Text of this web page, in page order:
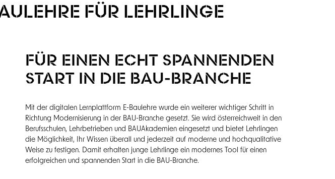
FÜR LEHRLINGE
FÜR EINEN ECHT SPANNENDEN
START IN DIE BAU-BRANCHE
Mit der digitalen Lernplattform E-Baulehre wurde ein weiterer wichtiger Schritt in
Richtung Modernisierung in der BAU-Branche gesetzt. Sie wird österreichweit in den
Berufsschulen, Lehrbetrieben und BAUAkademien eingesetzt und bietet Lehrlingen
die Möglichkeit, Ihr Wissen überall und jederzeit auf moderne und hochqualitative
Weise zu festigen. Damit erhalten junge Lehrlinge ein modernes Tool für einen
erfolgreichen und spannenden Start in die BAU-Branche.